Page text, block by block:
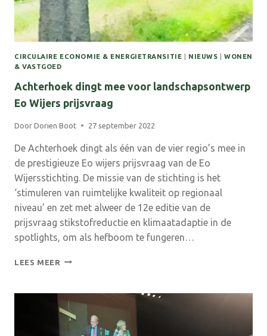
CIRCULAIRE ECONOMIE & ENERGIETRANSITIE NIEUWS |WONEN
& VASTGOED
Achterhoek dingt mee voor landschapsontwerp
Eo Wijers prijsvraag
Door Dorien Boot 27 september 2022
De Achterhoek dingt als één van de vier regio’s mee in
de prestigieuze Eo wijers prijsvraag van de Eo
Wijersstichting. De missie van de stichting is het
‘stimuleren van ruimtelijke kwaliteit op regionaal
niveau’ en zet met alweer de 12e editie van de
prijsvraag stikstofreductie en klimaatadaptie in de
spotlights, om als hefboom te fungeren…
LEES MEER ACHTERHOEK
VOOR
LANDSCHAPSONTWERP
EO
WIJERS